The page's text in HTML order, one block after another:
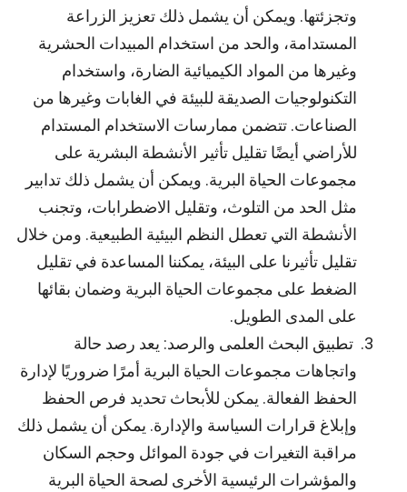
وتجزئتها. ويمكن أن يشمل ذلك تعزيز الزراعة
المستدامة، والحد من استخدام المبيدات الحشرية
وغيرها من المواد الكيميائية الضارة، واستخدام
التكنولوجيات الصديقة للبيئة في الغابات وغيرها من
الصناعات. تتضمن ممارسات الاستخدام المستدام
للأراضي أيضًا تقليل تأثير الأنشطة البشرية على
مجموعات الحياة البرية. ويمكن أن يشمل ذلك تدابير
مثل الحد من التلوث، وتقليل الاضطرابات، وتجنب
الأنشطة التي تعطل النظم البيئية الطبيعية. ومن خلال
تقليل تأثيرنا على البيئة، يمكننا المساعدة في تقليل
الضغط على مجموعات الحياة البرية وضمان بقائها
على المدى الطويل.
تطبيق البحث العلمى والرصد: يعد رصد حالة
واتجاهات مجموعات الحياة البرية أمرًا ضروريًا لإدارة
الحفظ الفعالة. يمكن للأبحاث تحديد فرص الحفظ
وإبلاغ قرارات السياسة والإدارة. يمكن أن يشمل ذلك
مراقبة التغيرات في جودة الموائل وحجم السكان
والمؤشرات الرئيسية الأخرى لصحة الحياة البرية